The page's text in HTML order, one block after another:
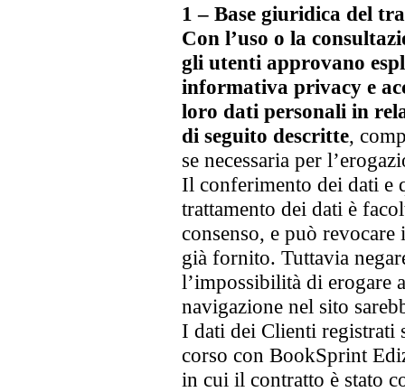
1 – Base giuridica del
Con l’uso o la
gli utenti approvano
informativa privacy e
loro dati personali in
di seguito descritte,
se necessaria per
Il conferimento dei dati e
trattamento dei dati è
consenso, e può
già fornito. Tuttavia
l’impossibilità di erogare
navigazione nel sito
I dati dei Clienti registrati
corso con BookSprint
in cui il contratto è stato